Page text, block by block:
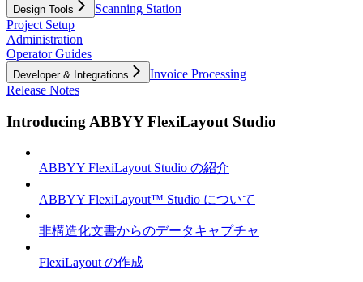
Design Tools
Scanning Station
Project Setup
Administration
Operator Guides
Developer & Integrations
Invoice Processing
Release Notes
Introducing ABBYY FlexiLayout Studio
ABBYY FlexiLayout Studio の紹介
ABBYY FlexiLayout™ Studio について
非構造化文書からのデータキャプチャ
FlexiLayout の作成